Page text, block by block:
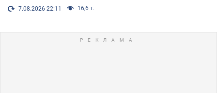
7.08.2026 22:11 16,6 т.